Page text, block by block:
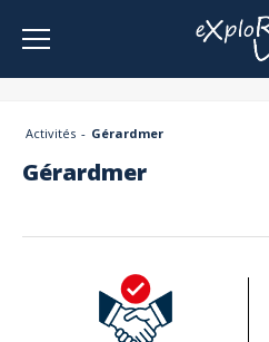
Panneau de gestion des cookies
Activités Gérardmer
Gérardmer